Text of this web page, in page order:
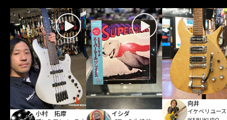
小村 拓摩 イシダ
向井
イケベリユース